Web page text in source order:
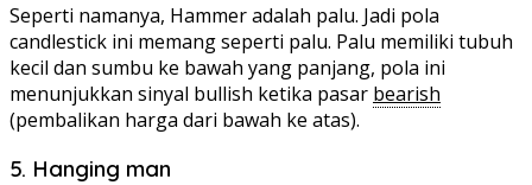
Seperti namanya, Hammer adalah palu. Jadi pola
candlestick ini memang seperti palu. Palu memiliki tubuh
kecil dan sumbu ke bawah yang panjang, pola ini
menunjukkan sinyal bullish ketika pasar bearish
(pembalikan harga dari bawah ke atas).
5. Hanging man